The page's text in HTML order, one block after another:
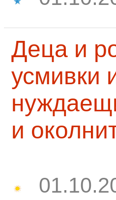
Деца и
усмивки
и